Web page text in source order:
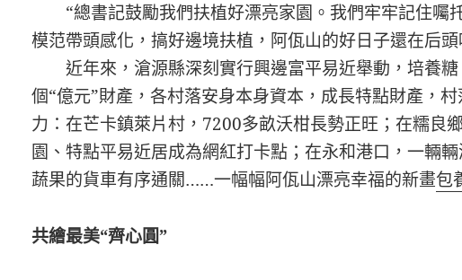
“總書記鼓勵我們扶植好漂亮家園。我們牢牢記住囑
模范帶頭感化，搞好邊境扶植，阿佤山的好日子還在后頭
近年來，滄源縣深刻實行興邊富平易近舉動，培養糖
個“億元”財產，各村落安身本身資本，成長特點財產，
力：在芒卡鎮萊片村，7200多畝沃柑長勢正旺；在糯良
園、特點平易近居成為網紅打卡點；在永和港口，一輛輛
蔬果的貨車有序通關……一幅幅阿佤山漂亮幸福的新畫包
共繪最美“齊心圓”